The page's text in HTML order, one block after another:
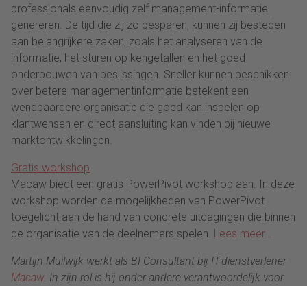
professionals eenvoudig zelf management-informatie
genereren. De tijd die zij zo besparen, kunnen zij besteden
aan belangrijkere zaken, zoals het analyseren van de
informatie, het sturen op kengetallen en het goed
onderbouwen van beslissingen. Sneller kunnen beschikken
over betere managementinformatie betekent een
wendbaardere organisatie die goed kan inspelen op
klantwensen en direct aansluiting kan vinden bij nieuwe
marktontwikkelingen.
Gratis workshop
Macaw biedt een gratis PowerPivot workshop aan. In deze
workshop worden de mogelijkheden van PowerPivot
toegelicht aan de hand van concrete uitdagingen die binnen
de organisatie van de deelnemers spelen. Lees meer…
Martijn Muilwijk werkt als BI Consultant bij IT-dienstverlener
Macaw. In zijn rol is hij onder andere verantwoordelijk voor